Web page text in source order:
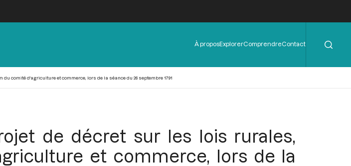
Menu
de
À proposExplorerComprendreContact
comité d'agriculture et commerce, lors de la séance du 26 septembre 1791
de décret sur les lois rurales,
et commerce, lors de la